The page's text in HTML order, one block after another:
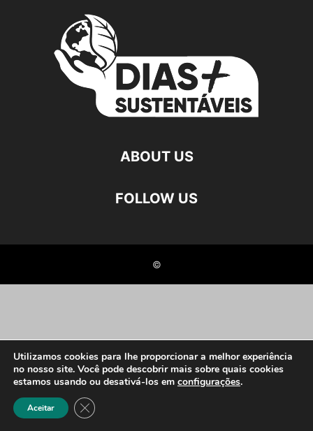
ABOUT US
FOLLOW US
©
Utilizamos cookies para lhe proporcionar a melhor experiência
no nosso site. Você pode descobrir mais sobre quais cookies
estamos usando ou desativá-los em configurações.
Aceitar Close GDPR Cookie Banner